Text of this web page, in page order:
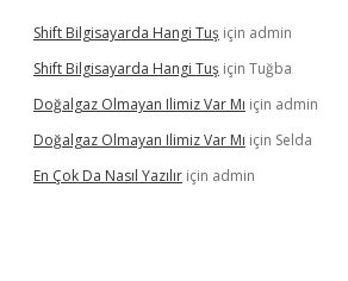
Shift Bilgisayarda Hangi Tuş için admin
Shift Bilgisayarda Hangi Tuş için Tuğba
Doğalgaz Olmayan Ilimiz Var Mı için admin
Doğalgaz Olmayan Ilimiz Var Mı için Selda
En Çok Da Nasıl Yazılır için admin